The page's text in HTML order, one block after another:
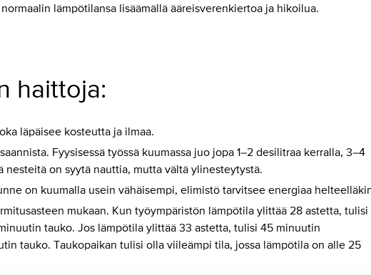
lämpötilansa lisäämällä ääreisverenkiertoa ja hikoilua.
haittoja:
läpäisee kosteutta ja ilmaa.
Fyysisessä työssä kuumassa juo jopa 1–2 desilitraa kerralla, 3–4
nesteitä on syytä nauttia, mutta vältä ylinesteytystä.
on kuumalla usein vähäisempi, elimistö tarvitsee energiaa
mukaan. Kun työympäristön lämpötila ylittää 28 astetta, tulisi
tauko. Jos lämpötila ylittää 33 astetta, tulisi 45 minuutin
tauko. Taukopaikan tulisi olla viileämpi tila, jossa lämpötila on alle 25